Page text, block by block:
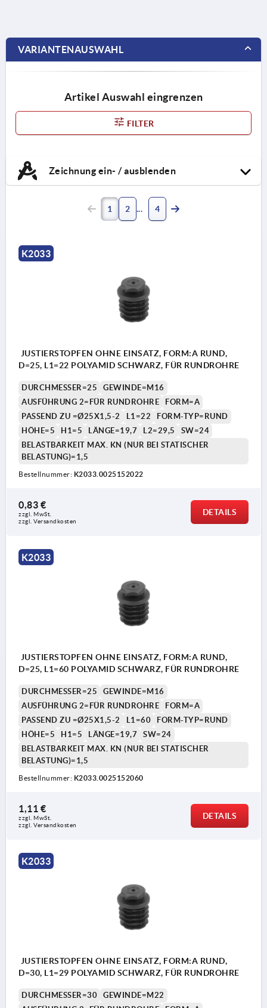
VARIANTENAUSWAHL
Artikel Auswahl eingrenzen
FILTER
Zeichnung ein- / ausblenden
1 2 4
K2033
JUSTIERSTOPFEN OHNE EINSATZ, FORM:A RUND,
D=25, L1=22 POLYAMID SCHWARZ, FÜR RUNDROHRE
DURCHMESSER=25
GEWINDE=M16
AUSFÜHRUNG 2=FÜR RUNDROHRE
FORM=A
PASSEND ZU =Ø25X1,5-2
L1=22
FORM-TYP=RUND
HÖHE=5
H1=5 LÄNGE=19,7 L2=29,5
SW=24
BELASTBARKEIT MAX. KN (NUR BEI STATISCHER
BELASTUNG)=1,5
Bestellnummer: K2033.0025152022
0,83 €
zzgl. MwSt.
zzgl. Versandkosten
DETAILS
K2033
JUSTIERSTOPFEN OHNE EINSATZ, FORM:A RUND,
D=25, L1=60 POLYAMID SCHWARZ, FÜR RUNDROHRE
DURCHMESSER=25
GEWINDE=M16
AUSFÜHRUNG 2=FÜR RUNDROHRE
FORM=A
PASSEND ZU =Ø25X1,5-2
L1=60
FORM-TYP=RUND
HÖHE=5
H1=5 LÄNGE=19,7
SW=24
BELASTBARKEIT MAX. KN (NUR BEI STATISCHER
BELASTUNG)=1,5
Bestellnummer: K2033.0025152060
1,11 €
zzgl. MwSt.
zzgl. Versandkosten
DETAILS
K2033
JUSTIERSTOPFEN OHNE EINSATZ, FORM:A RUND,
D=30, L1=29 POLYAMID SCHWARZ, FÜR RUNDROHRE
DURCHMESSER=30
GEWINDE=M22